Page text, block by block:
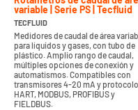
variable | Serie PS | Tecfluid
TECFLUID
Medidores de caudal de área
para líquidos y gases, con tubo de
plástico. Amplio rango de caudal,
múltiples opciones de conexión y
automatismos. Compatibles con
transmisores 4-20 mA y
HART, MODBUS, PROFIBUS y
FIELDBUS.